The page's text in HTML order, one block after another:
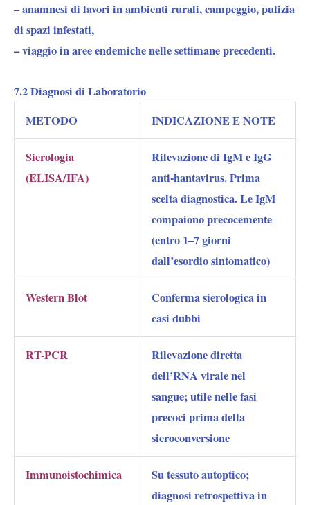
– anamnesi di lavori in ambienti rurali, campeggio, pulizia
di spazi infestati,
– viaggio in aree endemiche nelle settimane precedenti.
7.2 Diagnosi di Laboratorio
METODO
INDICAZIONE E NOTE
Sierologia
(ELISA/IFA)
Rilevazione di IgM e IgG
anti-hantavirus. Prima
scelta diagnostica. Le IgM
compaiono precocemente
(entro 1–7 giorni
dall’esordio sintomatico)
Western Blot
Conferma sierologica in
casi dubbi
RT-PCR
Rilevazione diretta
dell’RNA virale nel
sangue; utile nelle fasi
precoci prima della
sieroconversione
Immunoistochimica
Su tessuto autoptico;
diagnosi retrospettiva in